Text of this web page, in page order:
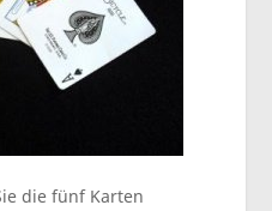
die fünf Karten